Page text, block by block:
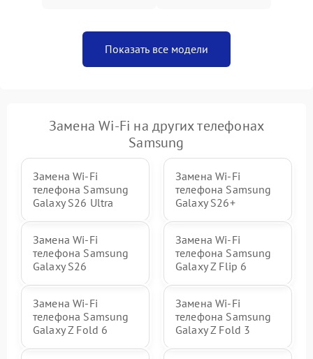
Показать все модели
Замена Wi-Fi на других телефонах
Samsung
Замена Wi-Fi
телефона Samsung
Galaxy S26 Ultra
Замена Wi-Fi
телефона Samsung
Galaxy S26+
Замена Wi-Fi
телефона Samsung
Galaxy S26
Замена Wi-Fi
телефона Samsung
Galaxy Z Flip 6
Замена Wi-Fi
телефона Samsung
Galaxy Z Fold 6
Замена Wi-Fi
телефона Samsung
Galaxy Z Fold 3